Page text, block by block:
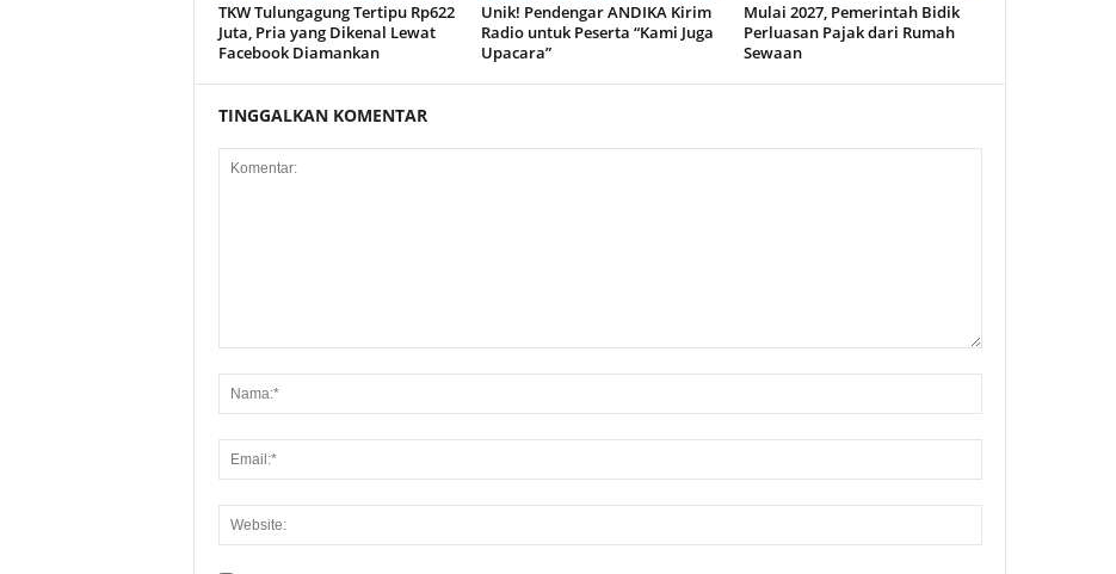
TKW Tulungagung Tertipu Rp622
Juta, Pria yang Dikenal Lewat
Facebook Diamankan
Unik! Pendengar ANDIKA Kirim
Radio untuk Peserta “Kami Juga
Upacara”
Mulai 2027, Pemerintah Bidik
Perluasan Pajak dari Rumah
Sewaan
TINGGALKAN KOMENTAR